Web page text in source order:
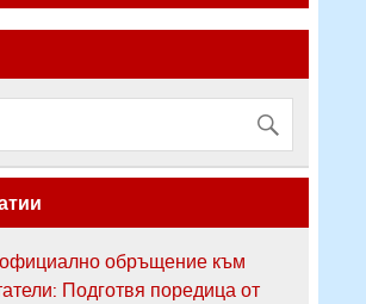
обръщение към
Подготвя поредица от